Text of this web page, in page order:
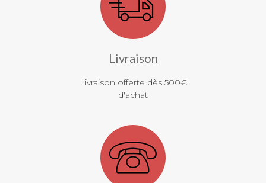
Livraison
Livraison offerte dès 500€
d'achat